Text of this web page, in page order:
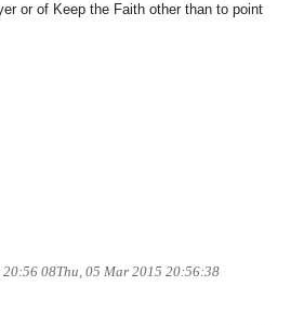
or of Keep the Faith other than to point
20:56 08Thu, 05 Mar 2015 20:56:38